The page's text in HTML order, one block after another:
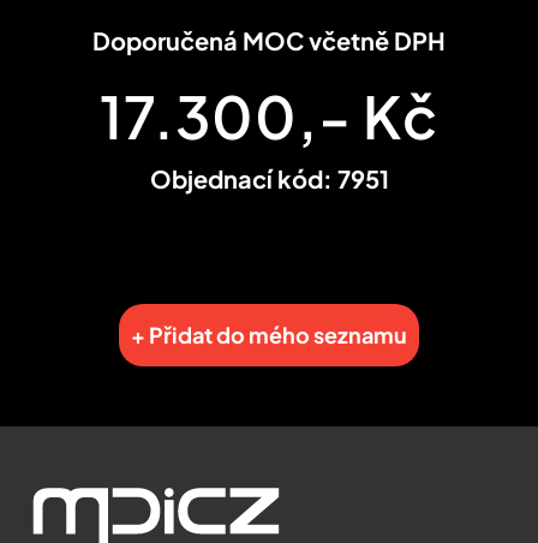
Doporučená MOC včetně DPH
17.300,- Kč
Objednací kód: 7951
+ Přidat do mého seznamu